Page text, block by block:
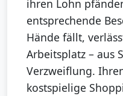
ihren Lohn
entsprechende
Hände fällt,
Arbeitsplatz – aus
Verzweiflung.
kostspielige